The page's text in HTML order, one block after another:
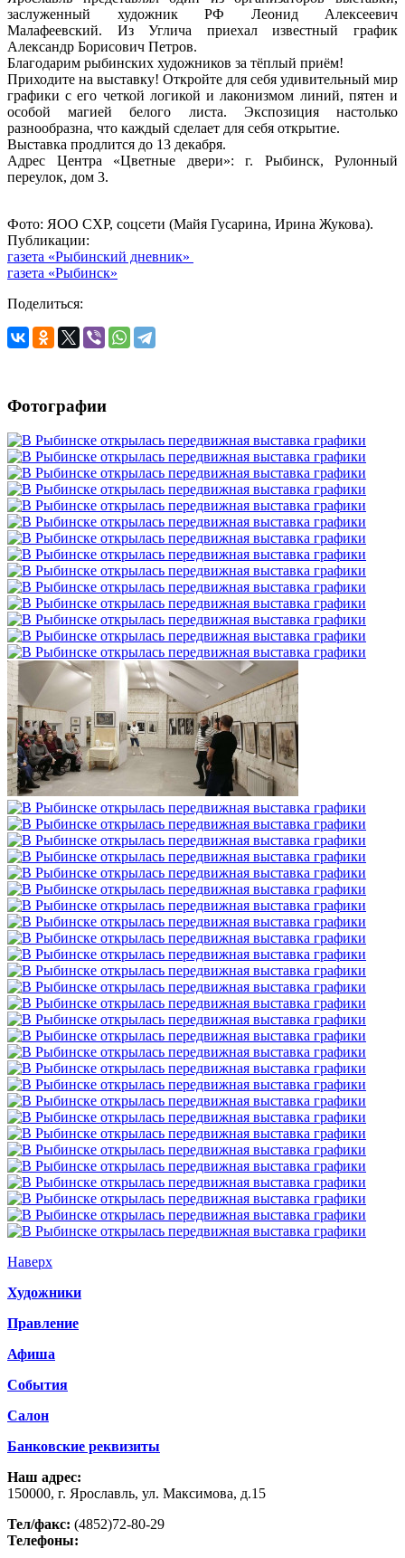
заслуженный художник РФ Леонид Алексеевич
Малафеевский. Из Углича приехал известный график
Александр Борисович Петров.
Благодарим рыбинских художников за тёплый приём!
Приходите на выставку! Откройте для себя удивительный мир
графики с его четкой логикой и лаконизмом линий, пятен и
особой магией белого листа. Экспозиция настолько
разнообразна, что каждый сделает для себя открытие.
Выставка продлится до 13 декабря.
Адрес Центра «Цветные двери»: г. Рыбинск, Рулонный
переулок, дом 3.
Фото: ЯОО СХР, соцсети (Майя Гусарина, Ирина Жукова).
Публикации:
газета «Рыбинский дневник»
газета «Рыбинск»
Поделиться:
Фотографии
Наверх
Художники
Правление
Афиша
События
Салон
Банковские реквизиты
Наш адрес:
150000, г. Ярославль, ул. Максимова, д.15
Тел/факс: (4852)72-80-29
Телефоны: